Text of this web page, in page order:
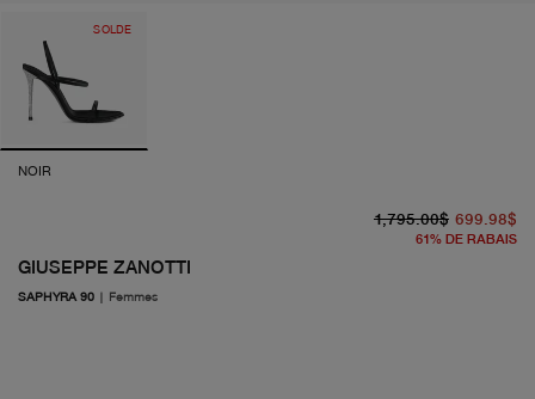
SOLDE
NOIR
GIUSEPPE ZANOTTI
SAPHYRA 90 | Femmes
1,795.00$ 699.98$
61% DE RABAIS